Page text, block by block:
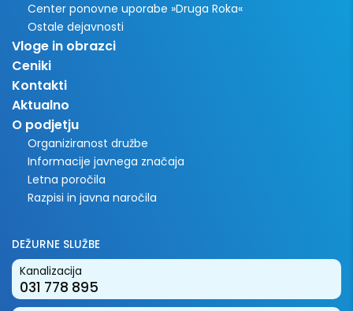
Center ponovne uporabe »Druga Roka«
Ostale dejavnosti
Vloge in obrazci
Ceniki
Kontakti
Aktualno
O podjetju
Organiziranost družbe
Informacije javnega značaja
Letna poročila
Razpisi in javna naročila
DEŽURNE SLUŽBE
Kanalizacija
031 778 895